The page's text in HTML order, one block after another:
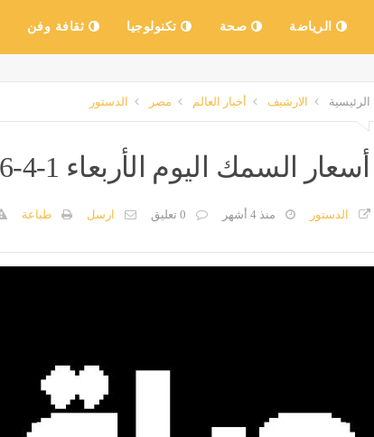
الرياضة صحة تكنولوجيا ثقافة وفن
الرئيسية الارشيف أخبار العالم مصر الدستور
أسعار السمك اليوم الأربعاء 1-4-2026 في الأسواق المحلية
الدستور منذ 4 أشهر 0 تعليق ارسل طباعة